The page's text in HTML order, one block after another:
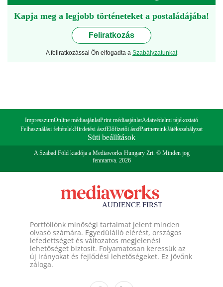
Kapja meg a legjobb történeteket a postaládájába!
Feliratkozás
A feliratkozással Ön elfogadta a Szabályzatunkat
ImpresszumOnline médiaajánlatPrint médiaajánlatAdatvédelmi tájékoztató
Felhasználási feltételekHirdetési ászfElőfizetői ászfPartnereinkJátékszabályzat
Süti beállítások
A Szabad Föld kiadója a Mediaworks Hungary Zrt. © Minden jog
fenntartva. 2026
Portfóliónk minőségi tartalmat jelent minden
olvasó számára. Egyedülálló elérést, országos
lefedettséget és változatos megjelenési
lehetőséget biztosít. Folyamatosan keressük az
új irányokat és fejlődési lehetőségeket. Ez jövőnk
záloga.